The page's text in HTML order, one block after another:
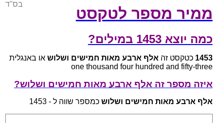
ממיר מספר לטקסט
בס"ד
כמה יוצא 1453 במילים?
1453 כטקסט זה אלף ארבע מאות חמישים ושלוש או באנגלית
one thousand four hundred and fifty-three
איזה מספר זה אלף ארבע מאות חמישים ושלוש?
אלף ארבע מאות חמישים ושלוש כמספר שווה ל - 1453